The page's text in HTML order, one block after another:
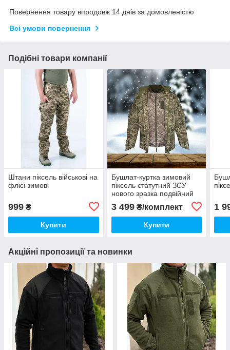
Повернення товару впродовж 14 днів за домовленістю
Всі умови повернення
Подібні товари компанії
Штани піксель військові на
флісі зимові
999 ₴
Купити
Бушлат-куртка зимовий
піксель статутний ЗСУ
нового зразка подвійний
3 499₴/комплект
Купити
1
Акційні пропозиції та новинки